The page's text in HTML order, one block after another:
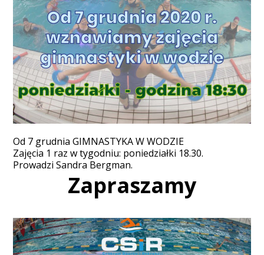
Od 7 grudnia GIMNASTYKA W WODZIE
Zajęcia 1 raz w tygodniu: poniedziałki 18.30.
Prowadzi Sandra Bergman.
Zapraszamy